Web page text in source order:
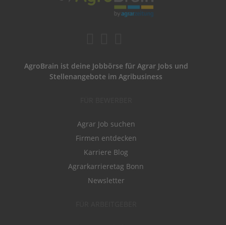
AgroBrain ist deine Jobbörse für Agrar Jobs und
Stellenangebote im Agribusiness
Agrar Job suchen
Firmen entdecken
Karriere Blog
Agrarkarrieretag Bonn
Newsletter